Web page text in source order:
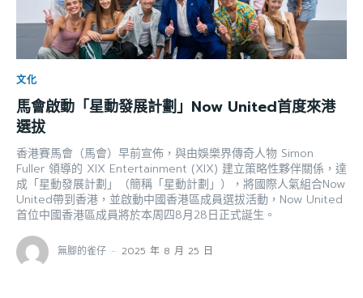
文化
馬會啟動「星動發展計劃」Now United首度來港
選拔
香港賽馬會（馬會）早前宣佈，與由娛樂界傳奇人物 Simon
Fuller 領導的 XIX Entertainment (XIX) 建立策略性夥伴關係，達
成「星動發展計劃」（簡稱「星動計劃」），將國際人氣組合Now
United帶到香港，並啟動中國香港區成員選拔活動，Now United
首位中國香港區成員將於本周四8月28日正式誕生。
無腳的雀仔 - 2025 年 8 月 25 日